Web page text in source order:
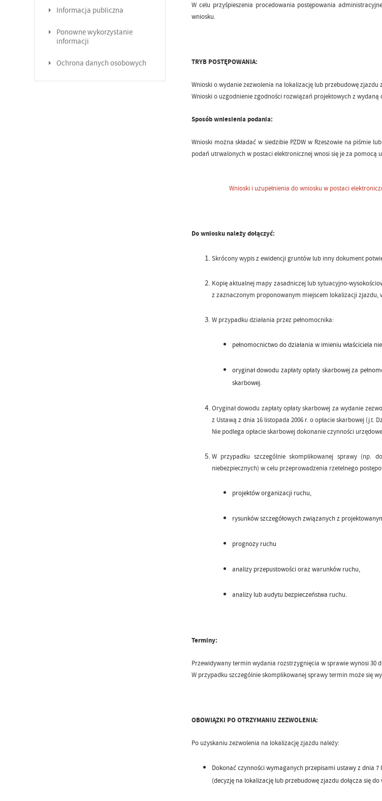
Informacja publiczna
Ponowne wykorzystanie
informacji
Ochrona danych osobowych
W celu przyśpieszenia procedowania postępowania
wniosku.
TRYB POSTĘPOWANIA:
Wnioski o wydanie zezwolenia na lokalizację lub przebudowę zjazdu
Wnioski o uzgodnienie zgodności rozwiązań projektowych z
Sposób wniesienia podania:
Wnioski można składać w siedzibie PZDW w Rzeszowie na
podań utrwalonych w postaci elektronicznej wnosi się je za pomocą
Wnioski i uzupełnienia do wniosku w postaci
Do wniosku należy dołączyć:
Skrócony wypis z ewidencji gruntów lub inny dokument
Kopię aktualnej mapy zasadniczej lub sytuacyjno-
z zaznaczonym proponowanym miejscem lokalizacji
W przypadku działania przez pełnomocnika:
pełnomocnictwo do działania w imieniu właściciela
oryginał dowodu zapłaty opłaty skarbowej za
skarbowej.
Oryginał dowodu zapłaty opłaty skarbowej za wydanie
z Ustawą z dnia 16 listopada 2006 r. o opłacie skarbowej (j.t.
Nie podlega opłacie skarbowej dokonanie czynności
W przypadku szczególnie skomplikowanej sprawy (np.
niebezpiecznych) w celu przeprowadzenia rzetelnego
projektów organizacji ruchu,
rysunków szczegółowych związanych z
prognozy ruchu
analizy przepustowości oraz warunków ruchu,
analizy lub audytu bezpieczeństwa ruchu.
Terminy:
Przewidywany termin wydania rozstrzygnięcia w sprawie wynosi 30
W przypadku szczególnie skomplikowanej sprawy termin może się
OBOWIĄZKI PO OTRZYMANIU ZEZWOLENIA:
Po uzyskaniu zezwolenia na lokalizację zjazdu należy:
Dokonać czynności wymaganych przepisami ustawy z dnia 7
(decyzję na lokalizację lub przebudowę zjazdu dołącza się